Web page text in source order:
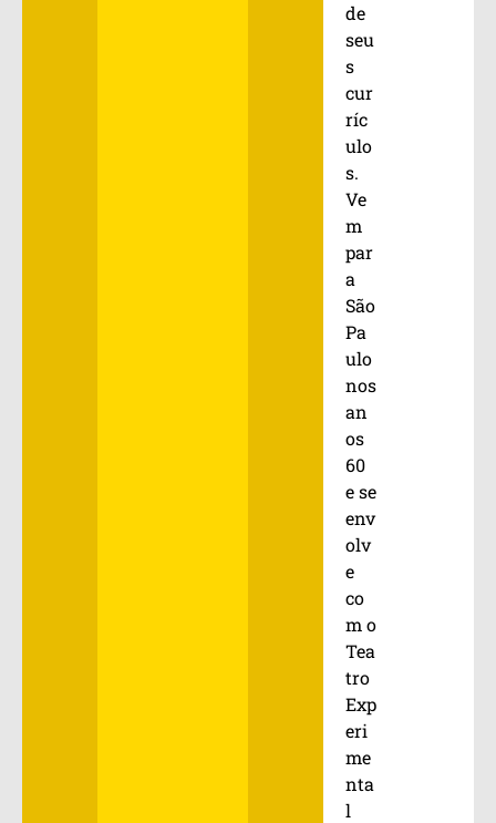
de
seu
s
cur
ríc
ulo
s.
Ve
m
par
a
São
Pa
ulo
nos
an
os
60
e se
env
olv
e
co
m o
Tea
tro
Exp
eri
me
nta
l